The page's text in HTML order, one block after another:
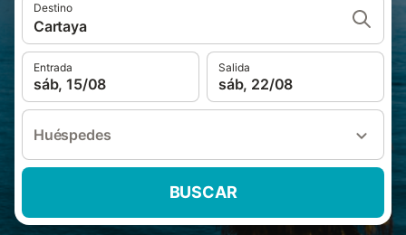
Destino
Cartaya
Entrada
sáb, 15/08
Salida
sáb, 22/08
Huéspedes
BUSCAR